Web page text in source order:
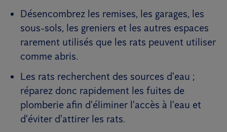
Désencombrez les remises, les garages, les
sous-sols, les greniers et les autres espaces
rarement utilisés que les rats peuvent utiliser
comme abris.
Les rats recherchent des sources d'eau ;
réparez donc rapidement les fuites de
plomberie afin d'éliminer l'accès à l'eau et
d'éviter d'attirer les rats.